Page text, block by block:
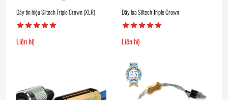
Dây tín hiệu Siltech Triple Crown (XLR)
Liên hệ
Dây loa Siltech Triple Crown
Liên hệ